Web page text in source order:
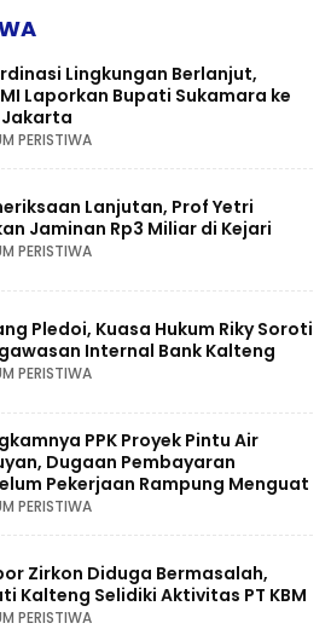
Lingkungan Berlanjut,
Laporkan Bupati Sukamara ke
Jakarta
PERISTIWA
Lanjutan, Prof Yetri
Jaminan Rp3 Miliar di Kejari
PERISTIWA
Pledoi, Kuasa Hukum Riky Soroti
Internal Bank Kalteng
PERISTIWA
PPK Proyek Pintu Air
Dugaan Pembayaran
Pekerjaan Rampung Menguat
PERISTIWA
Zirkon Diduga Bermasalah,
Kalteng Selidiki Aktivitas PT KBM
PERISTIWA